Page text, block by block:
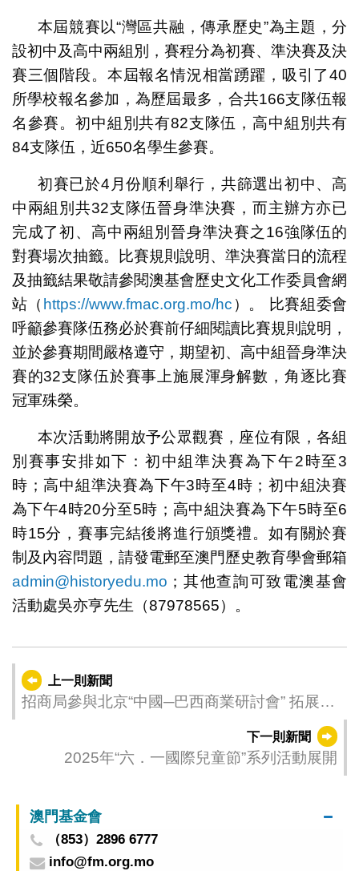
本屆競賽以“灣區共融，傳承歷史”為主題，分
設初中及高中兩組別，賽程分為初賽、準決賽及決
賽三個階段。本屆報名情況相當踴躍，吸引了40
所學校報名參加，為歷屆最多，合共166支隊伍報
名參賽。初中組別共有82支隊伍，高中組別共有
84支隊伍，近650名學生參賽。
初賽已於4月份順利舉行，共篩選出初中、高
中兩組別共32支隊伍晉身準決賽，而主辦方亦已
完成了初、高中兩組別晉身準決賽之16強隊伍的
對賽場次抽籤。比賽規則說明、準決賽當日的流程
及抽籤結果敬請參閱澳基會歷史文化工作委員會網
站（ https://www.fmac.org.mo/hc ）。 比賽組委會
呼籲參賽隊伍務必於賽前仔細閱讀比賽規則說明，
並於參賽期間嚴格遵守，期望初、高中組晉身準決
賽的32支隊伍於賽事上施展渾身解數，角逐比賽
冠軍殊榮。
本次活動將開放予公眾觀賽，座位有限，各組
別賽事安排如下：初中組準決賽為下午2時至3
時；高中組準決賽為下午3時至4時；初中組決賽
為下午4時20分至5時；高中組決賽為下午5時至6
時15分，賽事完結後將進行頒獎禮。如有關於賽
制及內容問題，請發電郵至澳門歷史教育學會郵箱
admin@historyedu.mo ；其他查詢可致電澳基會
活動處吳亦亨先生（87978565）。
上一則新聞
招商局參與北京“中國─巴西商業研討會” 拓展與
下一則新聞
2025年“六．一國際兒童節”系列活動展開
澳門基金會
（853）2896 6777
info@fm.org.mo